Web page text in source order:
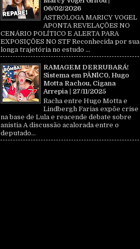
06/02/2026
ASTRÓLOGA MARICY VOGEL
APONTA REVELAÇÕES NO
CENÁRIO POLÍTICO E ALERTA PARA
EXPOSIÇÕES NO STF Reconhecida por sua
longa trajetória no estudo ...
RAMAGEM DERRUBARÁ!
Sistema em PÂNlC0, Hugo
Motta Rachou, Cigana
Arrepia | 27/11/2025
Racha entre Hugo Motta e
Lindbergh Farias expõe crise
na base de Lula e reacende debate sobre
anistia A discussão acalorada entre o
deputado...